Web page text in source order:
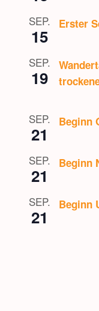
SEP.
15
Erster
SEP.
19
SEP.
21
Beginn
SEP.
21
Beginn
SEP.
21
Beginn